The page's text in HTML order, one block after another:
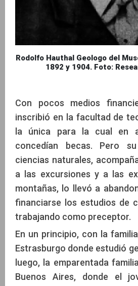
Rodolfo Hauthal Geologo del
1892 y 1904. Foto:
Con pocos medios
inscribió en la facultad de
la única para la cual en
concedían becas. Pero
ciencias naturales,
a las excursiones y a las
montañas, lo llevó a
financiarse los estudios de
trabajando como preceptor.
En un principio, con la
Estrasburgo donde estudió
luego, la emparentada
Buenos Aires, donde el